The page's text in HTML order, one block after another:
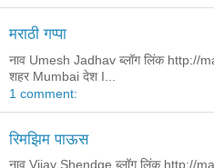
मराठी गप्पा
नाव Umesh Jadhav ब्लॉग लिंक http://
शहर Mumbai देश I...
1 comment:
रिमझिम पाऊस
नाव Vijay Shendge ब्लॉग लिंक http://